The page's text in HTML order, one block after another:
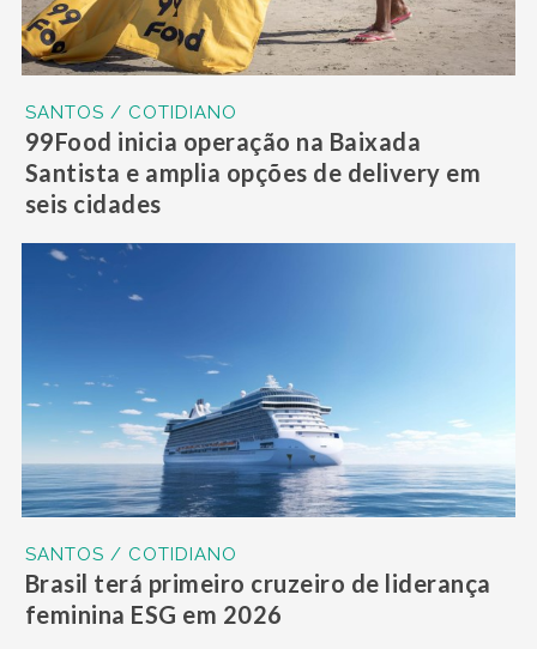
SANTOS / COTIDIANO
99Food inicia operação na Baixada
Santista e amplia opções de delivery em
seis cidades
SANTOS / COTIDIANO
Brasil terá primeiro cruzeiro de liderança
feminina ESG em 2026